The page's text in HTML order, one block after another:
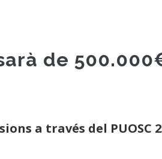
de
a través del PUOSC